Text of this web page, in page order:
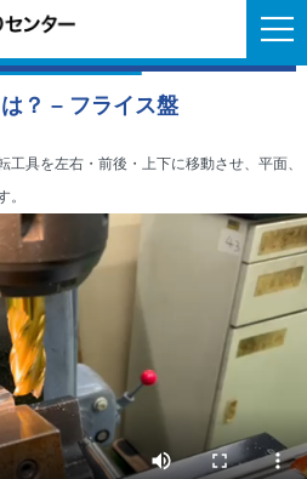
？ – フライス盤
具を左右・前後・上下に移動させ、平面、
。